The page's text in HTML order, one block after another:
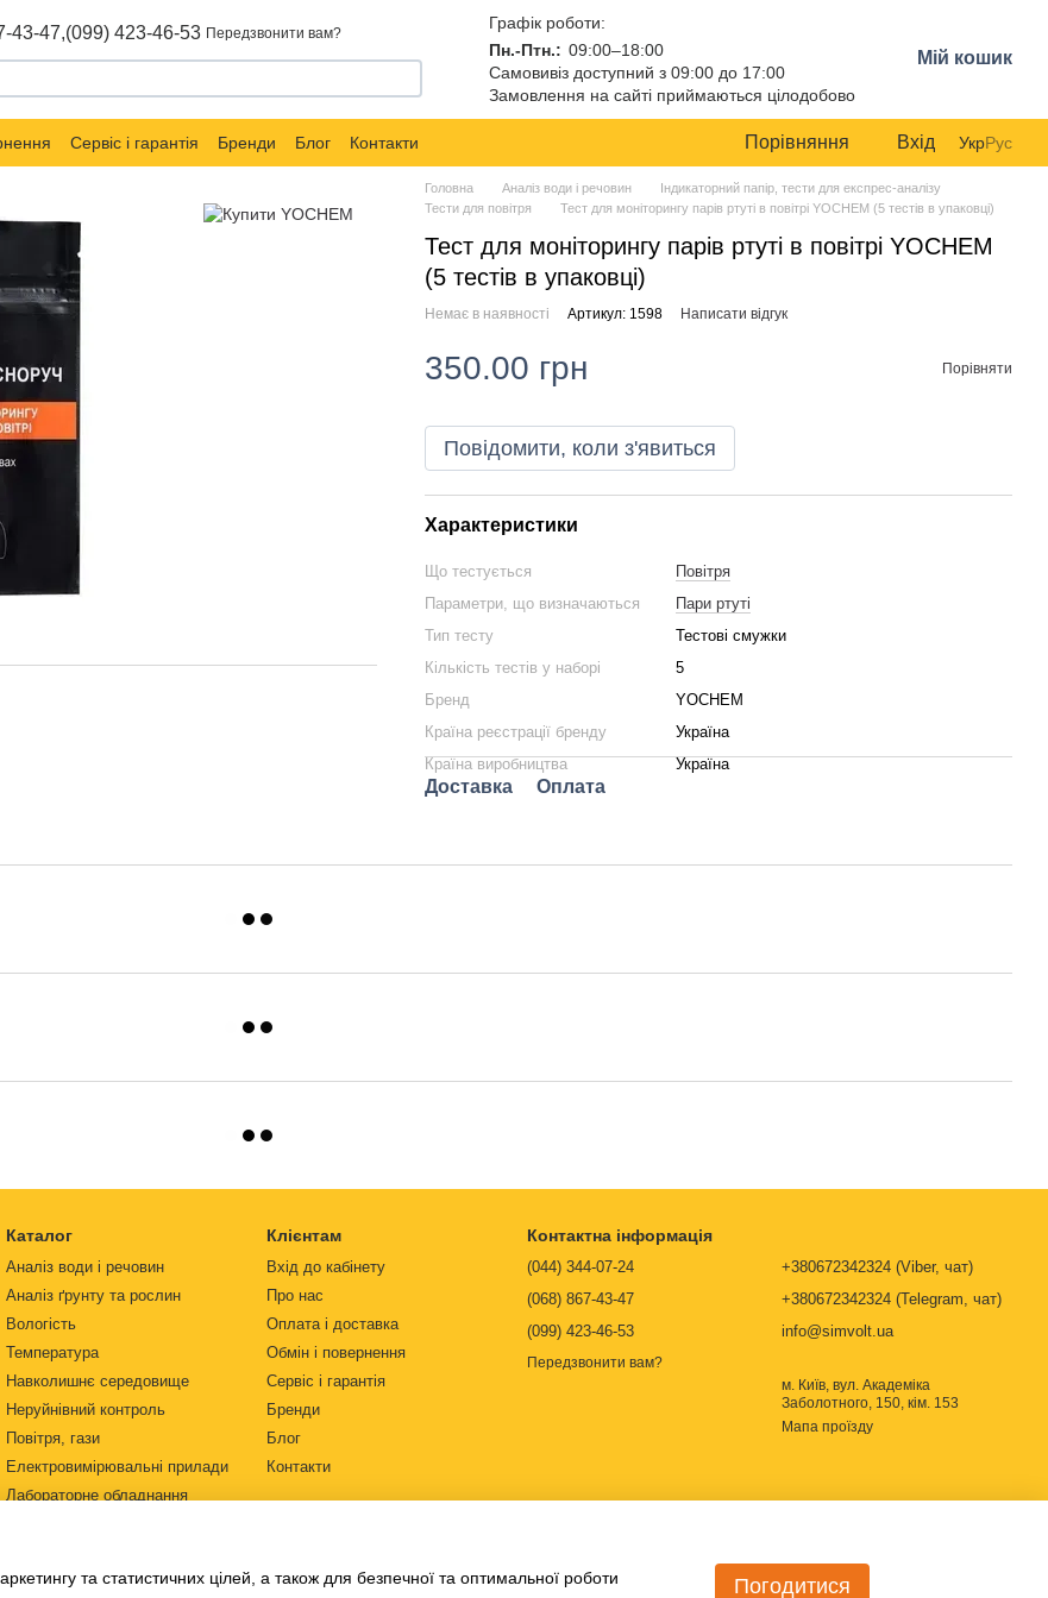
43-47,(099) 423-46-53 Передзвонити вам?
Графік роботи:
Пн.-Птн.: 09:00–18:00
Самовивіз доступний з 09:00 до 17:00
Замовлення на сайті приймаються цілодобово
Мій кошик
Сервіс і гарантія Бренди Блог Контакти Порівняння Вхід УкрРус
Головна Аналіз води і речовин
Індикаторний папір, тести для експрес-аналізу
Тести для повітря
Тест для моніторингу парів ртуті в повітрі YOCHEM (5 тестів в упаковці)
Тест для моніторингу парів ртуті в повітрі YOCHEM
(5 тестів в упаковці)
Немає в наявності Артикул: 1598 Написати відгук
350.00 грн Порівняти
Повідомити, коли з'явиться
Характеристики
Що тестується
Повітря
Параметри, що визначаються
Пари ртуті
Тип тесту
Тестові смужки
Кількість тестів у наборі
5
Бренд
YOCHEM
Країна реєстрації бренду
Україна
Країна виробництва
Україна
Доставка Оплата
Каталог
Аналіз води і речовин
Аналіз ґрунту та рослин
Вологість
Температура
Навколишнє середовище
Неруйнівний контроль
Повітря, гази
Електровимірювальні прилади
Лабораторне обладнання
Ph-метри
Клієнтам
Вхід до кабінету
Про нас
Оплата і доставка
Обмін і повернення
Сервіс і гарантія
Бренди
Блог
Контакти
Контактна інформація
(044) 344-07-24
(068) 867-43-47
(099) 423-46-53
Передзвонити вам?
+380672342324 (Viber, чат)
+380672342324 (Telegram, чат)
info@simvolt.ua
м. Київ, вул. Академіка
Заболотного, 150, кім. 153
Мапа проїзду
та статистичних цілей, а також для безпечної та оптимальної роботи
Погодитися